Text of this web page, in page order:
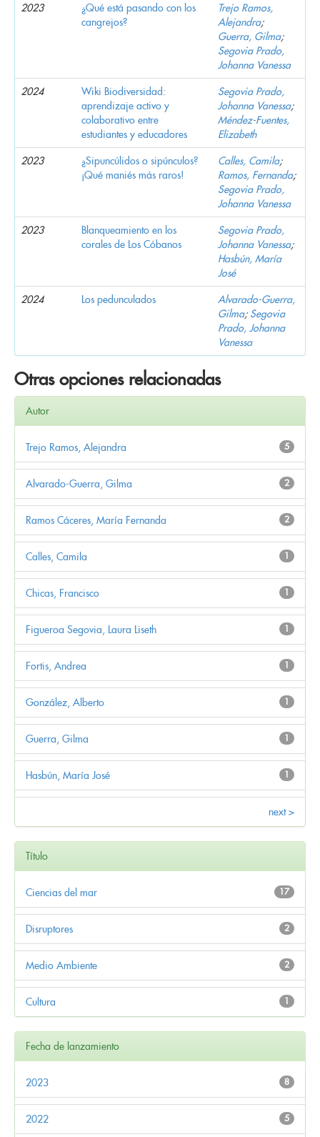
2023
¿Qué está pasando con los
cangrejos?
Trejo Ramos,
Alejandra;
Guerra, Gilma;
Segovia Prado,
Johanna Vanessa
2024
Wiki Biodiversidad:
aprendizaje activo y
colaborativo entre
estudiantes y educadores
Segovia Prado,
Johanna Vanessa;
Méndez-Fuentes,
Elizabeth
2023
¿Sipuncúlidos o sipúnculos?
¡Qué maniés más raros!
Calles, Camila;
Ramos, Fernanda;
Segovia Prado,
Johanna Vanessa
2023
Blanqueamiento en los
corales de Los Cóbanos
Segovia Prado,
Johanna Vanessa;
Hasbún, María
José
2024 Los pedunculados
Alvarado-Guerra,
Gilma; Segovia
Prado, Johanna
Vanessa
Otras opciones relacionadas
Autor
5
Trejo Ramos, Alejandra
2
Alvarado-Guerra, Gilma
2
Ramos Cáceres, María Fernanda
1
Calles, Camila
1
Chicas, Francisco
1
Figueroa Segovia, Laura Liseth
1
Fortis, Andrea
1
González, Alberto
1
Guerra, Gilma
1
Hasbún, María José
next >
Título
17
Ciencias del mar
2
Disruptores
2
Medio Ambiente
1
Cultura
Fecha de lanzamiento
8
2023
5
2022